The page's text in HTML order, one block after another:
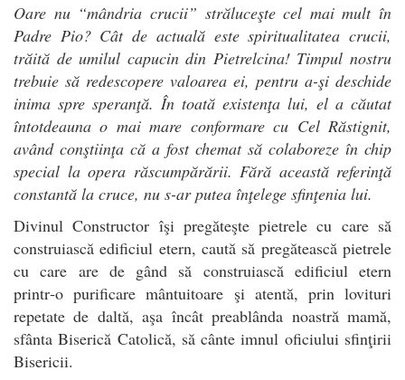
Oare nu “mândria crucii” străluceşte cel mai mult în
Padre Pio? Cât de actuală este spiritualitatea crucii,
trăită de umilul capucin din Pietrelcina! Timpul nostru
trebuie să redescopere valoarea ei, pentru a-şi deschide
inima spre speranţă. În toată existenţa lui, el a căutat
întotdeauna o mai mare conformare cu Cel Răstignit,
având conştiinţa că a fost chemat să colaboreze în chip
special la opera răscumpărării. Fără această referinţă
constantă la cruce, nu s-ar putea înţelege sfinţenia lui.
Divinul Constructor îşi pregăteşte pietrele cu care să
construiască edificiul etern, caută să pregătească pietrele
cu care are de gând să construiască edificiul etern
printr‑o purificare mântuitoare şi atentă, prin lovituri
repetate de daltă, aşa încât preablânda noastră mamă,
sfânta Biserică Catolică, să cânte imnul oficiului sfinţirii
Bisericii.